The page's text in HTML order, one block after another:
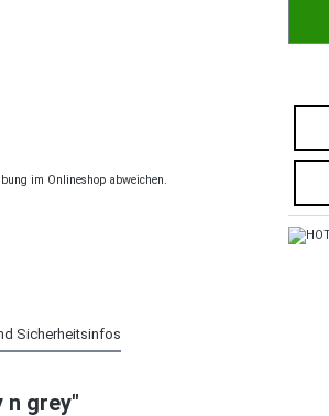
im Onlineshop abweichen.
Sicherheitsinfos
n grey"